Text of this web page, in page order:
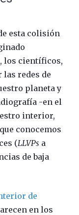
esta colisión
los científicos,
las redes de
planeta y
-en el
interior,
conocemos
(LLVPs a
de baja
de
en los